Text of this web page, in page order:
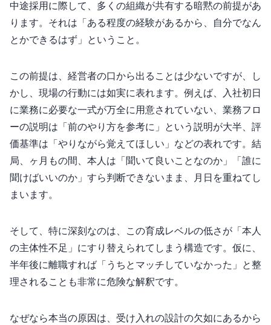
中途採用に際して、多くの組織が共有する暗黙の前提があ
ります。それは「ある程度の経験があるから、自分でなん
とかできるはず」ということ。
この前提は、経営者の口から出ることは少ないですが、し
かし、現場の行動には如実に表れます。例えば、入社初日
に業務に必要な一式が万全に用意されていない、業務フロ
ーの説明は「前のやり方を参考に」という説明が大半、評
価基準は「やりながら覚えてほしい」などの表れです。結
局、3ヶ月もの間、本人は「聞いて良いことなのか」「誰に
聞けばいいのか」すら判断できないまま、月日を重ねてし
まいます。
そして、特に深刻なのは、この育成レベルの低さが「本人
の主体性不足」にすり替えられてしまう構造です。仮に、
半年後に離職すれば「うちとマッチしていなかった」と整
理されることも非常に危険な解釈です。
なぜなら本当の原因は、受け入れの設計の欠如にあるから